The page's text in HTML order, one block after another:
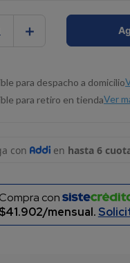
＋
para despacho a domicilio
para retiro en tiendaVer
Compra con
$41.902/mensual.